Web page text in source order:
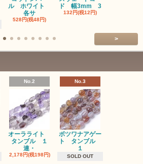
ル ホワイト
各サ
528円(税48円)
ド 幅3mm 3
132円(税12円)
>
No.2
オーラライト
タンブル １
連・
2,178円(税198円)
No.3
ボツワナアゲー
ト タンブル
１
SOLD OUT